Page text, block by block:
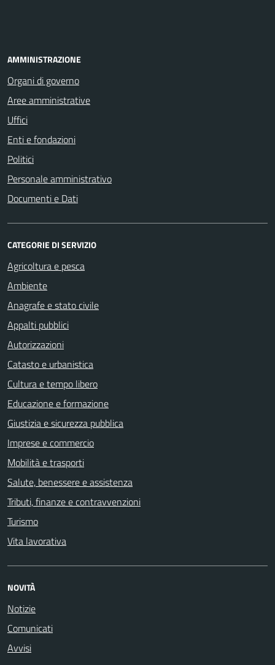
AMMINISTRAZIONE
Organi di governo
Aree amministrative
Uffici
Enti e fondazioni
Politici
Personale amministrativo
Documenti e Dati
CATEGORIE DI SERVIZIO
Agricoltura e pesca
Ambiente
Anagrafe e stato civile
Appalti pubblici
Autorizzazioni
Catasto e urbanistica
Cultura e tempo libero
Educazione e formazione
Giustizia e sicurezza pubblica
Imprese e commercio
Mobilità e trasporti
Salute, benessere e assistenza
Tributi, finanze e contravvenzioni
Turismo
Vita lavorativa
NOVITÀ
Notizie
Comunicati
Avvisi